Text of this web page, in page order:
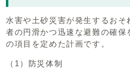
水害や土砂災害が発生するおそ
者の円滑かつ迅速な避難の確保
の項目を定めた計画です。
（1）防災体制